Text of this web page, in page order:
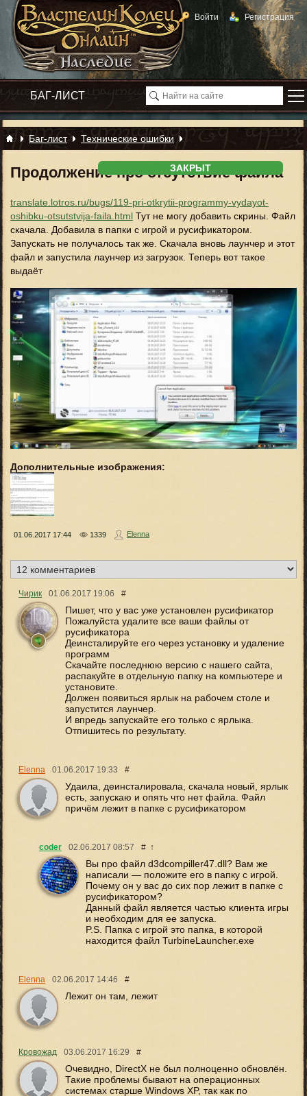
Войти Регистрация
Баг-лист Технические ошибки
ЗАКРЫТ
Продолжение про отсутствие файла
translate.lotros.ru/bugs/119-pri-otkrytii-programmy-vydayot-
oshibku-otsutstvija-faila.html Тут не могу добавить скрины. Файл
скачала. Добавила в папки с игрой и русификатором.
Запускать не получалось так же. Скачала вновь лаунчер и этот
файл и запустила лаунчер из загрузок. Теперь вот такое
выдаёт
Дополнительные изображения:
01.06.2017 17:44 1339 Elenna
Чирик 01.06.2017 19:06 #
Пишет, что у вас уже установлен русификатор
Пожалуйста удалите все ваши файлы от
русификатора
Деинсталируйте его через установку и удаление
программ
Скачайте последнюю версию с нашего сайта,
распакуйте в отдельную папку на компьютере и
установите.
Должен появиться ярлык на рабочем столе и
запустится лаунчер.
И впредь запускайте его только с ярлыка.
Отпишитесь по результату.
Elenna 01.06.2017 19:33 #
Удаила, деинсталировала, скачала новый, ярлык
есть, запускаю и опять что нет файла. Файл
причём лежит в папке с русификатором
coder 02.06.2017 08:57 # ↑
Вы про файл d3dcompiller47.dll? Вам же
написали — положите его в папку с игрой.
Почему он у вас до сих пор лежит в папке с
русификатором?
Данный файл является частью клиента игры
и необходим для ее запуска.
P.S. Папка с игрой это папка, в которой
находится файл TurbineLauncher.exe
Elenna 02.06.2017 14:46 #
Лежит он там, лежит
Кровожад 03.06.2017 16:29 #
Очевидно, DirectX не был полноценно обновлён.
Такие проблемы бывают на операционных
системах старше Windows XP, так как по